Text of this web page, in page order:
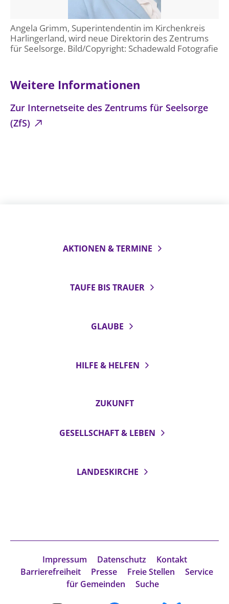
Angela Grimm, Superintendentin im Kirchenkreis
Harlingerland, wird neue Direktorin des Zentrums
für Seelsorge. Bild/Copyright: Schadewald Fotografie
Weitere Informationen
Zur Internetseite des Zentrums für Seelsorge
(ZfS)
AKTIONEN & TERMINE
TAUFE BIS TRAUER
GLAUBE
HILFE & HELFEN
ZUKUNFT
GESELLSCHAFT & LEBEN
LANDESKIRCHE
Impressum Datenschutz
Kontakt
Barrierefreiheit
Presse Freie Stellen
Service
für Gemeinden
Suche